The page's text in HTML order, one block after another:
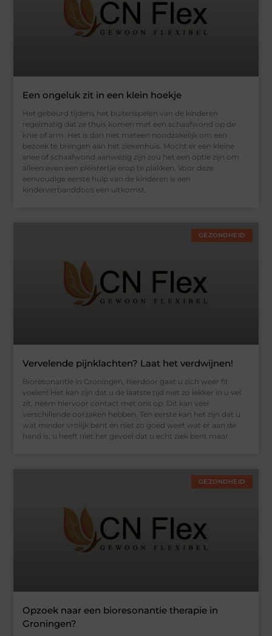
Een ongeluk zit in een klein hoekje
Het gebeurd tijdens het buitenspelen van de kinderen
regelmatig dat ze thuis komen met een schaafwond op de
knie of arm. Het is dan niet meteen noodzakelijk om een
bezoek te brengen aan het ziekenhuis. Mocht er een kleine
snee of schaafwond aanwezig zijn zou het een optie zijn om
alleen even een pleistertje erop te plakken. Voor deze
eenvoudige eerste hulp van de kinderen is een
kinderverbanddoos een uitkomst.
GEZONDHEID
Vervelende pijnklachten? Laat het verdwijnen!
Bioresonantie in Groningen, hierdoor gaat u zich weer fit
voelen! Het kan zijn dat u de laatste tijd niet zo lekker in u vel
zit, neem hiervoor contact met ons op. Dit kan veel
verschillende oorzaken hebben. Ten eerste kan het zijn dat u
wat minder vrolijk bent en niet zo goed weet wat er aan de
hand is, u heeft niet het gevoel dat u echt ziek bent maar
GEZONDHEID
Opzoek naar een bioresonantie therapie in
Groningen?